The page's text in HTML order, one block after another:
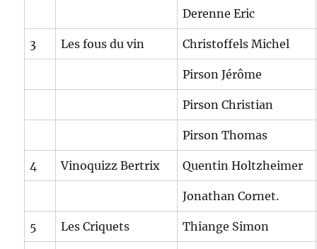
Derenne Eric
3 Les fous du vin Christoffels Michel
Pirson Jérôme
Pirson Christian
Pirson Thomas
4 Vinoquizz Bertrix Quentin Holtzheimer
Jonathan Cornet.
5 Les Criquets Thiange Simon